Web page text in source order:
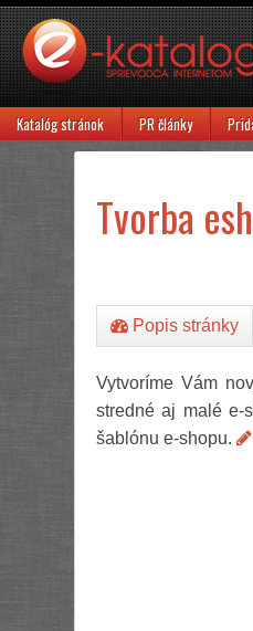
Katalóg stránok PR články
Tvorba
Popis stránky
Vytvoríme Vám
stredné aj malé e-
šablónu e-shopu.